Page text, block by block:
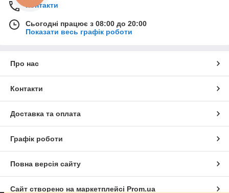
Контакти
Сьогодні працює з 08:00 до 20:00
Показати весь графік роботи
Про нас
Контакти
Доставка та оплата
Графік роботи
Повна версія сайту
Сайт створено на маркетплейсі Prom.ua